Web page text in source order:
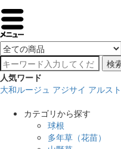
検
人気ワード
大和ルージュ アジサイ アルス
カテゴリから探す
球根
多年草（花苗）